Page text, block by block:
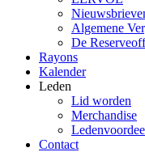
Algemene
De
Rayons
Kalender
Leden
Lid worden
Merchandise
Contact